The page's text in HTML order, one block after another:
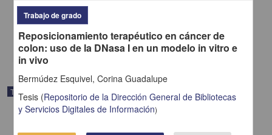
2024
Medicina y Ciencias de la Salud,Biología y Química
Trabajo de grado
Trabajo de grado
Reposicionamiento terapéutico en cáncer de
colon: uso de la DNasa I en un modelo in vitro e
in vivo
Bermúdez Esquivel, Corina Guadalupe
Tesis (Repositorio de la Dirección General de Bibliotecas
y Servicios Digitales de Información)